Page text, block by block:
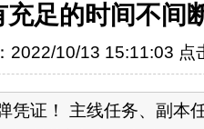
充足的时间不间
2022/10/13 15:11:03 点
凭证！ 主线任务、副本